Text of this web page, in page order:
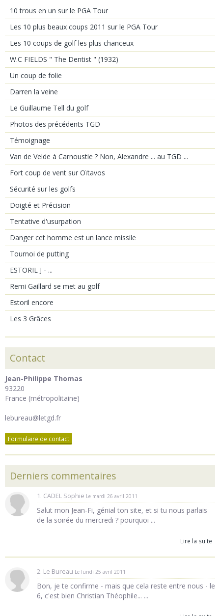
10 trous en un sur le PGA Tour
Les 10 plus beaux coups 2011 sur le PGA Tour
Les 10 coups de golf les plus chanceux
W.C FIELDS " The Dentist " (1932)
Un coup de folie
Darren la veine
Le Guillaume Tell du golf
Photos des précédents TGD
Témoignage
Van de Velde à Carnoustie ? Non, Alexandre ... au TGD ...
Fort coup de vent sur Oïtavos
Sécurité sur les golfs
Doigté et Précision
Tentative d'usurpation
Danger cet homme est un lance missile
Tournoi de putting
ESTORIL J - ...
Remi Gaillard se met au golf
Estoril encore
Les 3 Grâces
Contact
Jean-Philippe Thomas
93220
France (métropolitaine)
lebureau@letgd.fr
Formulaire de contact
Derniers commentaires
1. CADEL Sophie Le mardi 26 avril 2011
Salut mon Jean-Fi, génial ton site, et si tu nous parlais
de la soirée du mercredi ? pourquoi ...
Lire la suite
2. Le Bureau Le lundi 25 avril 2011
Bon, je te confirme - mais que cela reste entre nous - le
6, c'est bien Christian Théophile... ...